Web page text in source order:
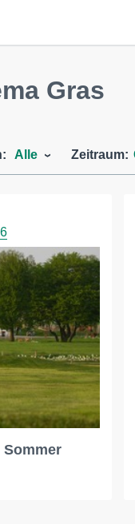
Gras
Alle Zeitraum:
Sommer